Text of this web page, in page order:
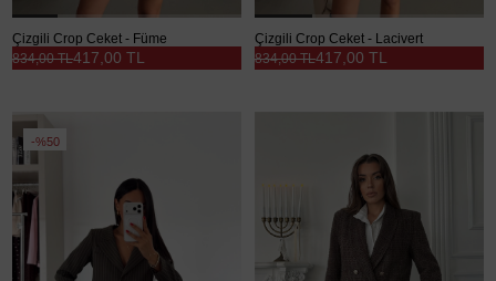
Çizgili Crop Ceket - Füme
417,00 TL
834,00 TL
Çizgili Crop Ceket - Lacivert
417,00 TL
834,00 TL
%50